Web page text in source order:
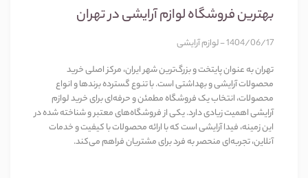
بهترین فروشگاه لوازم آرایشی در تهران
1404/06/17 - لوازم آرایشی
تهران به عنوان پایتخت و بزرگ‌ترین شهر ایران، مرکز اصلی خرید
محصولات آرایشی و بهداشتی است. با تنوع گسترده برندها و انواع
محصولات، انتخاب یک فروشگاه مطمئن و حرفه‌ای برای خرید لوازم
آرایشی اهمیت زیادی دارد. یکی از فروشگاه‌های معتبر و شناخته شده در
این زمینه، فیدا آرایشی است که با ارائه محصولات با کیفیت و خدمات
آنلاین، تجربه‌ای منحصر به فرد برای مشتریان فراهم می‌کند.